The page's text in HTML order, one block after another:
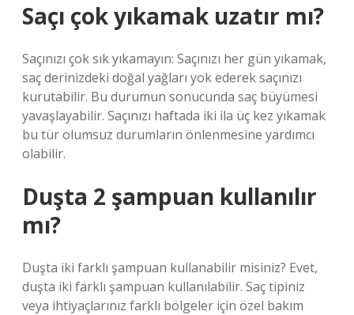
Saçı çok yıkamak uzatır mı?
Saçınızı çok sık yıkamayın: Saçınızı her gün yıkamak,
saç derinizdeki doğal yağları yok ederek saçınızı
kurutabilir. Bu durumun sonucunda saç büyümesi
yavaşlayabilir. Saçınızı haftada iki ila üç kez yıkamak
bu tür olumsuz durumların önlenmesine yardımcı
olabilir.
Duşta 2 şampuan kullanılır
mı?
Duşta iki farklı şampuan kullanabilir misiniz? Evet,
duşta iki farklı şampuan kullanılabilir. Saç tipiniz
veya ihtiyaçlarınız farklı bölgeler için özel bakım